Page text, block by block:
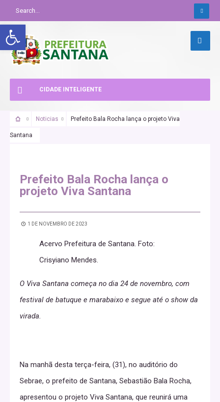
Abrir a barra de ferramentas
CIDADE INTELIGENTE
Noticias Prefeito Bala Rocha lança o projeto Viva
Santana
Prefeito Bala Rocha lança o
projeto Viva Santana
1 DE NOVEMBRO DE 2023
Acervo Prefeitura de Santana. Foto:
Crisyiano Mendes.
O Viva Santana começa no dia 24 de novembro, com
festival de batuque e marabaixo e segue até o show da
virada.
Na manhã desta terça-feira, (31), no auditório do
Sebrae, o prefeito de Santana, Sebastião Bala Rocha,
apresentou o projeto Viva Santana, que reunirá uma